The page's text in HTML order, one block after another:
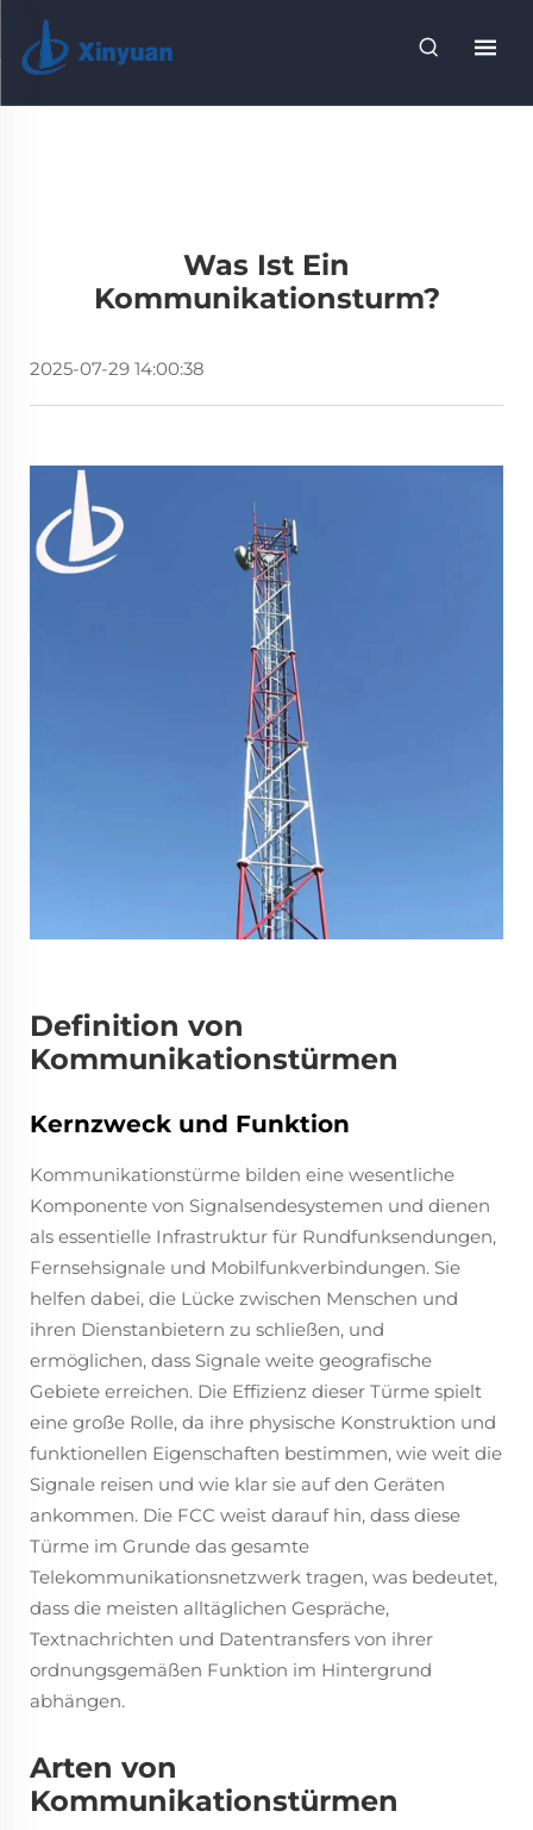
Was Ist Ein
Kommunikationsturm?
2025-07-29 14:00:38
Definition von
Kommunikationstürmen
Kernzweck und Funktion
Kommunikationstürme bilden eine wesentliche
Komponente von Signalsendesystemen und dienen
als essentielle Infrastruktur für Rundfunksendungen,
Fernsehsignale und Mobilfunkverbindungen. Sie
helfen dabei, die Lücke zwischen Menschen und
ihren Dienstanbietern zu schließen, und
ermöglichen, dass Signale weite geografische
Gebiete erreichen. Die Effizienz dieser Türme spielt
eine große Rolle, da ihre physische Konstruktion und
funktionellen Eigenschaften bestimmen, wie weit die
Signale reisen und wie klar sie auf den Geräten
ankommen. Die FCC weist darauf hin, dass diese
Türme im Grunde das gesamte
Telekommunikationsnetzwerk tragen, was bedeutet,
dass die meisten alltäglichen Gespräche,
Textnachrichten und Datentransfers von ihrer
ordnungsgemäßen Funktion im Hintergrund
abhängen.
Arten von
Kommunikationstürmen